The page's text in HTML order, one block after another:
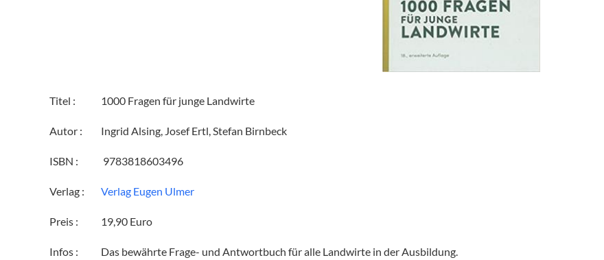
Titel : ‎1000 Fragen für junge Landwirte
Autor : Ingrid Alsing, Josef Ertl, Stefan Birnbeck
ISBN : ‎ 9783818603496
Verlag : Verlag Eugen Ulmer
Preis : 19,90 Euro
Infos : Das bewährte Frage- und Antwortbuch für alle Landwirte in der Ausbildung.